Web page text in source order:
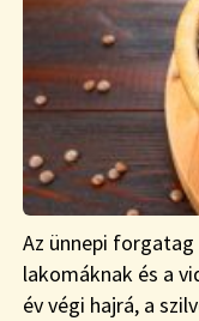
Az ünnepi
lakomáknak és a
év végi hajrá, a